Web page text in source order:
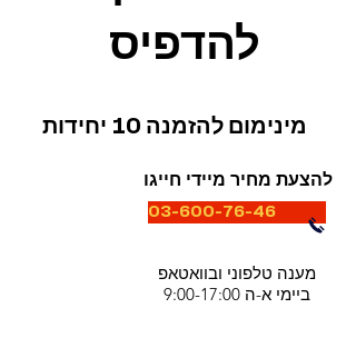
מינימום להזמנה 10 יחידות
להדפיס
להצעת מחיר מיידי חייגו
03-600-76-46
מענה טלפוני ובוואטאפ
ביימי א-ה 9:00-17:00